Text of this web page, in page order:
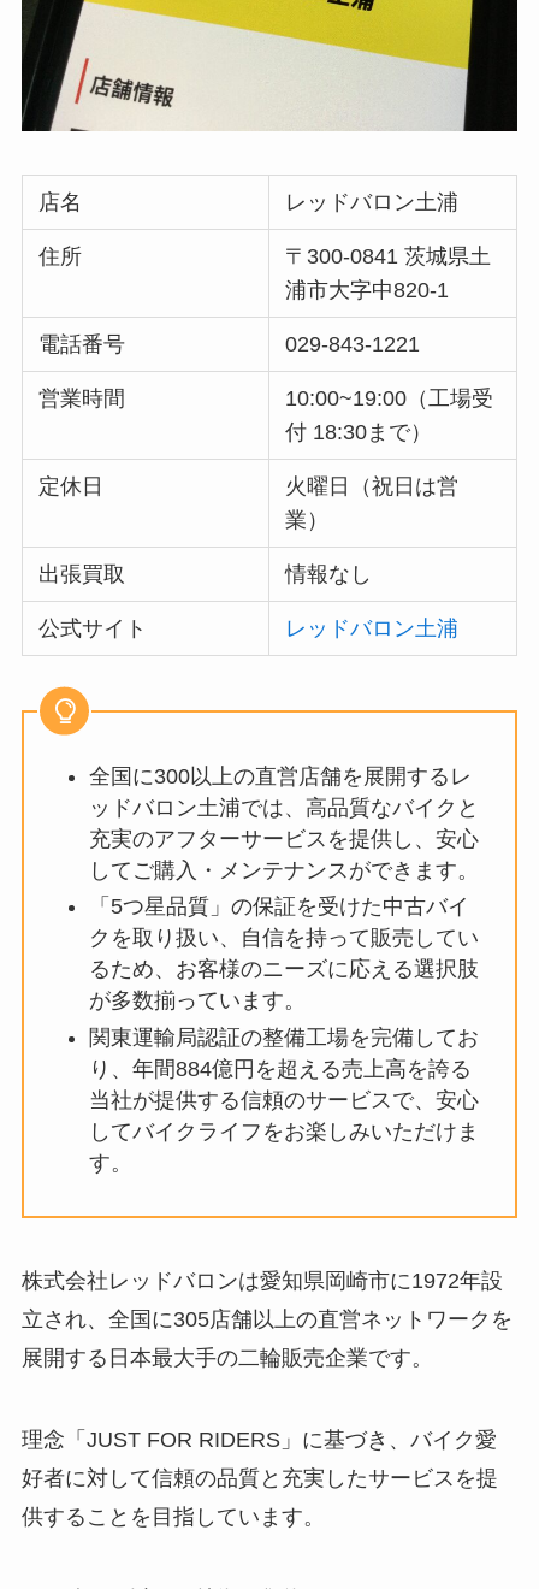
店名 レッドバロン土浦
住所
〒300-0841 茨城県土
浦市大字中820-1
電話番号 029-843-1221
営業時間
10:00~19:00（工場受
付 18:30まで）
定休日
火曜日（祝日は営
業）
出張買取 情報なし
公式サイト レッドバロン土浦
全国に300以上の直営店舗を展開するレ
ッドバロン土浦では、高品質なバイクと
充実のアフターサービスを提供し、安心
してご購入・メンテナンスができます。
「5つ星品質」の保証を受けた中古バイ
クを取り扱い、自信を持って販売してい
るため、お客様のニーズに応える選択肢
が多数揃っています。
関東運輸局認証の整備工場を完備してお
り、年間884億円を超える売上高を誇る
当社が提供する信頼のサービスで、安心
してバイクライフをお楽しみいただけま
す。
株式会社レッドバロンは愛知県岡崎市に1972年設
立され、全国に305店舗以上の直営ネットワークを
展開する日本最大手の二輪販売企業です。
理念「JUST FOR RIDERS」に基づき、バイク愛
好者に対して信頼の品質と充実したサービスを提
供することを目指しています。